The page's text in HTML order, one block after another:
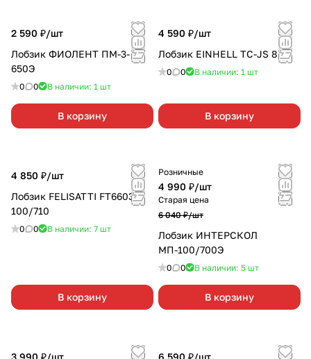
2 590 ₽/шт
Лобзик ФИОЛЕНТ ПМ-3-
650Э
0 0 В наличии: 1 шт
В корзину
4 590 ₽/шт
Лобзик EINHELL TC-JS 85
0 0 В наличии: 1 шт
В корзину
4 850 ₽/шт
Лобзик FELISATTI FT6603
100/710
0 0 В наличии: 7 шт
В корзину
Розничные
4 990 ₽/шт
Старая цена
6 040 ₽/шт
Лобзик ИНТЕРСКОЛ
МП-100/700Э
0 0 В наличии: 5 шт
В корзину
3 990 ₽/шт
6 590 ₽/шт